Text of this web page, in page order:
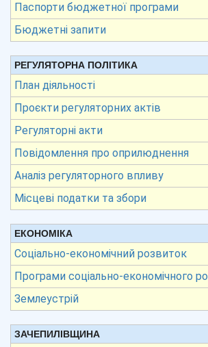
Паспорти бюджетної програми
Бюджетні запити
РЕГУЛЯТОРНА ПОЛІТИКА
План діяльності
Проєкти регуляторних актів
Регуляторні акти
Повідомлення про оприлюднення
Аналіз регуляторного впливу
Місцеві податки та збори
ЕКОНОМІКА
Соціально-економічний розвиток
Програми соціально-економічного
Землеустрій
ЗАЧЕПИЛІВЩИНА